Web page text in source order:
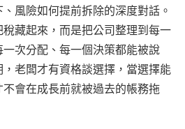
風險如何提前拆除的深度對話。
藏起來，而是把公司整理到每一
次分配、每一個決策都能被說
老闆才有資格談選擇，當選擇能
會在成長前就被過去的帳務拖